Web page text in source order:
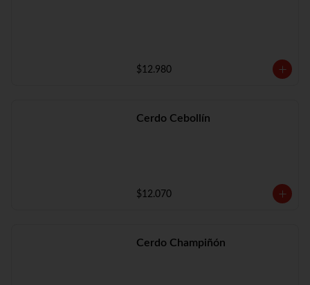
$12.980
Cerdo Cebollín
$12.070
Cerdo Champiñón